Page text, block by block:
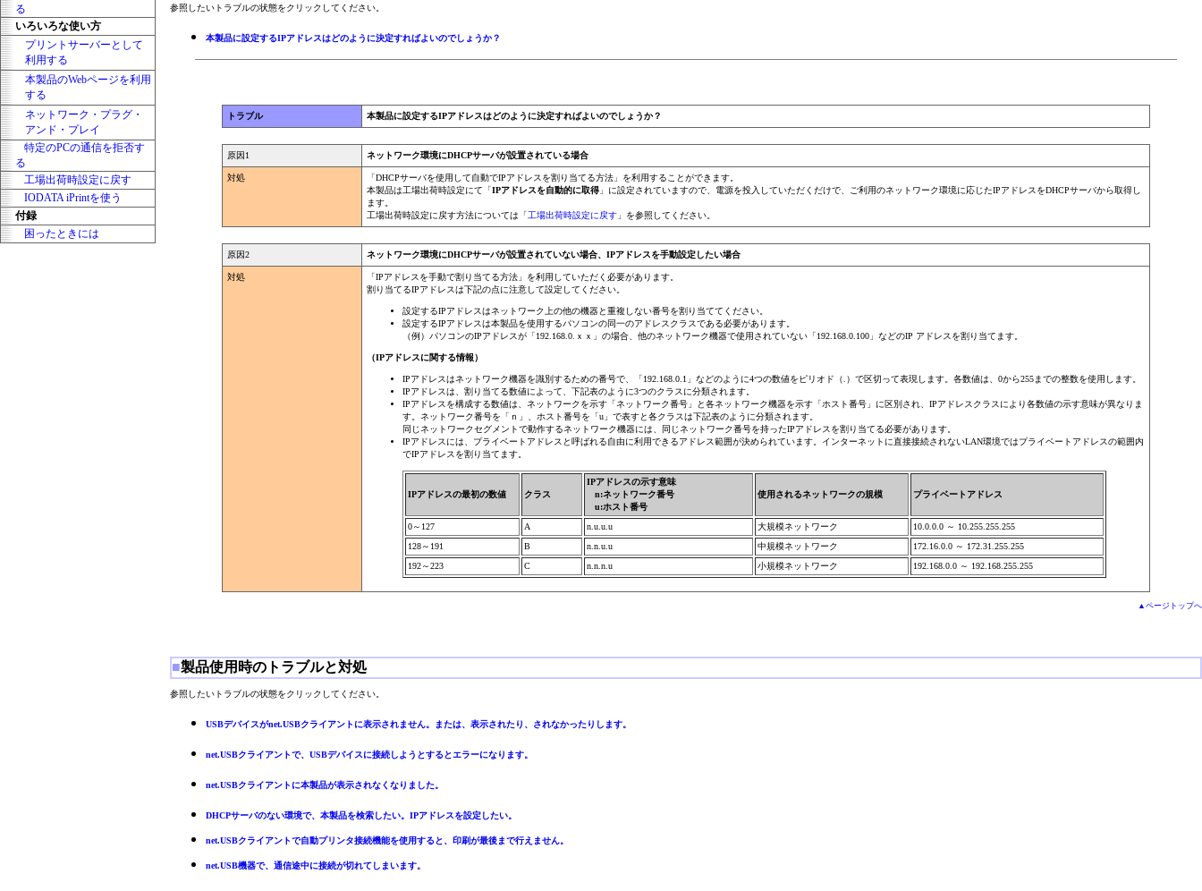
る
いろいろな使い方
プリントサーバーとして
利用する
本製品のWebページを利用
する
ネットワーク・プラグ・
アンド・プレイ
特定のPCの通信を拒否す
る
工場出荷時設定に戻す
IODATA iPrintを使う
付録
困ったときには
参照したいトラブルの状態をクリックしてください。
本製品に設定するIPアドレスはどのように決定すればよいのでしょうか？
トラブル 本製品に設定するIPアドレスはどのように決定すればよいのでしょうか？
原因1 ネットワーク環境にDHCPサーバが設置されている場合
対処
「DHCPサーバを使用して自動でIPアドレスを割り当てる方法」を利用することができます。
本製品は工場出荷時設定にて「IPアドレスを自動的に取得 」に設定されていますので、電源を投入していただくだけで、ご利用のネットワーク環境に応じたIPアドレスをDHCPサーバから取得し
ます。
工場出荷時設定に戻す方法については「工場出荷時設定に戻す 」を参照してください。
原因2 ネットワーク環境にDHCPサーバが設置されていない場合、IPアドレスを手動設定したい場合
対処
「IPアドレスを手動で割り当てる方法」を利用していただく必要があります。
割り当てるIPアドレスは下記の点に注意して設定してください。
設定するIPアドレスはネットワーク上の他の機器と重複しない番号を割り当ててください。
設定するIPアドレスは本製品を使用するパソコンの同一のアドレスクラスである必要があります。
（例）パソコンのIPアドレスが「192.168.0.ｘｘ」の場合、他のネットワーク機器で使用されていない「192.168.0.100」などのIP アドレスを割り当てます。
（IPアドレスに関する情報）
IPアドレスはネットワーク機器を識別するための番号で、「192.168.0.1」などのように4つの数値をピリオド（.）で区切って表現します。各数値は、0から255までの整数を使用します。
IPアドレスは、割り当てる数値によって、下記表のように3つのクラスに分類されます。
IPアドレスを構成する数値は、ネットワークを示す「ネットワーク番号」と各ネットワーク機器を示す「ホスト番号」に区別され、IPアドレスクラスにより各数値の示す意味が異なりま
す。ネットワーク番号を「ｎ」、ホスト番号を「u」で表すと各クラスは下記表のように分類されます。
同じネットワークセグメントで動作するネットワーク機器には、同じネットワーク番号を持ったIPアドレスを割り当てる必要があります。
IPアドレスには、プライベートアドレスと呼ばれる自由に利用できるアドレス範囲が決められています。インターネットに直接接続されないLAN環境ではプライベートアドレスの範囲内
でIPアドレスを割り当てます。
IPアドレスの最初の数値 クラス
IPアドレスの示す意味
n:ネットワーク番号
u:ホスト番号
使用されるネットワークの規模 プライベートアドレス
0～127 A n.u.u.u 大規模ネットワーク
10.0.0.0 ～ 10.255.255.255
128～191
B n.n.u.u 中規模ネットワーク
172.16.0.0 ～ 172.31.255.255
192～223
C n.n.n.u 小規模ネットワーク 192.168.0.0 ～ 192.168.255.255
▲ページトップへ
■製品使用時のトラブルと対処
参照したいトラブルの状態をクリックしてください。
USBデバイスがnet.USBクライアントに表示されません。または、表示されたり、されなかったりします。
net.USBクライアントで、USBデバイスに接続しようとするとエラーになります。
net.USBクライアントに本製品が表示されなくなりました。
DHCPサーバのない環境で、本製品を検索したい。IPアドレスを設定したい。
net.USBクライアントで自動プリンタ接続機能を使用すると、印刷が最後まで行えません。
net.USB機器で、通信途中に接続が切れてしまいます。